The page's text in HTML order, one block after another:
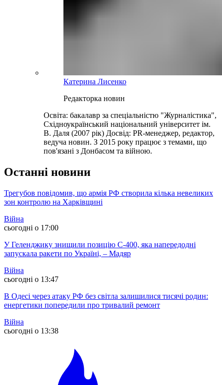
Катерина Лисенко
Редакторка новин
Освіта: бакалавр за спеціальністю "Журналістика",
Східноукраїнський національний університет ім.
В. Даля (2007 рік) Досвід: PR-менеджер, редактор,
ведуча новин. З 2015 року працює з темами, що
пов'язані з Донбасом та війною.
Останні новини
Трегубов повідомив, що армія РФ створила кілька невеликих
зон контролю на Харківщині
Війна
сьогодні о 17:00
У Геленджику знищили позицію С-400, яка напередодні
запускала ракети по Україні, – Мадяр
Війна
сьогодні о 13:47
В Одесі через атаку РФ без світла залишилися тисячі родин:
енергетики попередили про тривалий ремонт
Війна
сьогодні о 13:38